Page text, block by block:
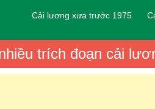
Cải lương xưa trước 1975
trích đoạn cải